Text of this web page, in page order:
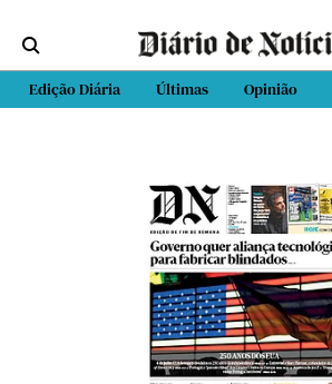
Edição Diária Últimas Opinião